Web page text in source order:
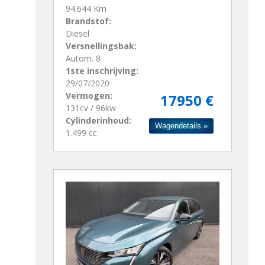
17950 €
94.644 Km
Brandstof:
Diesel
Versnellingsbak:
Autom. 8
1ste inschrijving:
29/07/2020
Vermogen:
131cv / 96kw
Cylinderinhoud:
1.499 cc
Wagendetails »